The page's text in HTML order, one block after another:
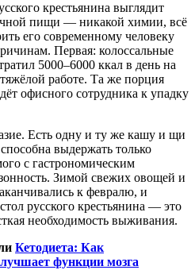
крестьянина выглядит
пищи — никакой химии, всё
его современному человеку
Первая: колоссальные
5000–6000 ккал в день на
работе. Та же порция
офисного сотрудника к упадку
Есть одну и ту же кашу и щи
выдержать только
с гастрономическим
Зимой свежих овощей и
к февралю, и
русского крестьянина — это
необходимость выживания.
Кетодиета: Как
функции мозга